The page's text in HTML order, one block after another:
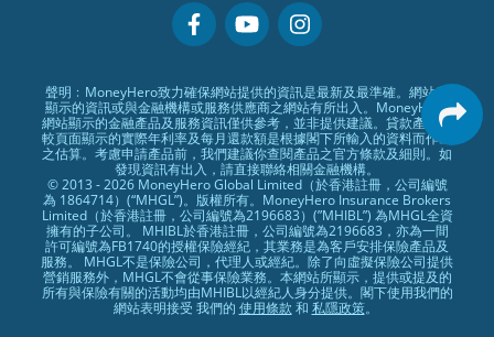
專欄文章
常見問題
條款及細則
編輯守則
廣告合作
廣告政策
私隱政策
加入我們
媒體報導
聲明﹕MoneyHero致力確保網站提供的資訊是最新及最準確。網站所
顯示的資訊或與金融機構或服務供應商之網站有所出入。MoneyHero
網站顯示的金融產品及服務資訊僅供參考，並非提供建議。貸款產品比
較頁面顯示的實際年利率及每月還款額是根據閣下所輸入的資料而作出
之估算。考慮申請產品前，我們建議你查閱產品之官方條款及細則。如
發現資訊有出入，請直接聯絡相關金融機構。
© 2013 - 2026 MoneyHero Global Limited（於香港註冊，公司編號
為 1864714）(“MHGL”)。版權所有。MoneyHero Insurance Brokers
Limited（於香港註冊，公司編號為2196683）(”MHIBL”) 為MHGL全資
擁有的子公司。 MHIBL於香港註冊，公司編號為2196683，亦為一間
許可編號為FB1740的授權保險經紀，其業務是為客戶安排保險產品及
服務。 MHGL不是保險公司，代理人或經紀。除了向虛擬保險公司提供
營銷服務外，MHGL不會從事保險業務。本網站所顯示，提供或提及的
所有與保險有關的活動均由MHIBL以經紀人身分提供。閣下使用我們的
網站表明接受 我們的 使用條款 和 私隱政策。